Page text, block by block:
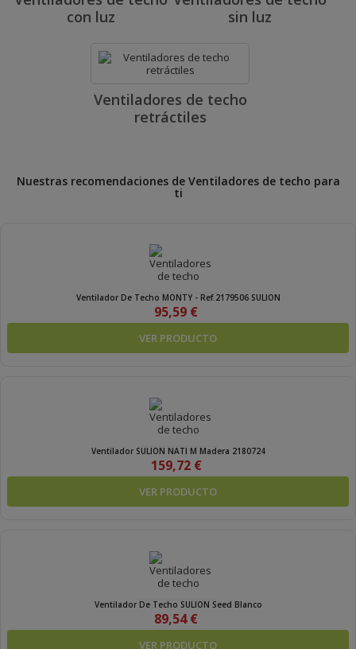
con luz
sin luz
Ventiladores de techo
retráctiles
Nuestras recomendaciones de Ventiladores de techo para
ti
Ventilador De Techo MONTY - Ref.2179506 SULION
95,59 €
VER PRODUCTO
Ventilador SULION NATI M Madera 2180724
159,72 €
VER PRODUCTO
Ventilador De Techo SULION Seed Blanco
89,54 €
VER PRODUCTO